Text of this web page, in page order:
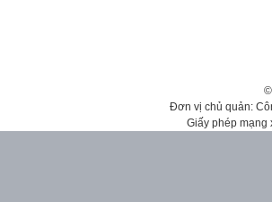
Đơn vị chủ quản:
Giấy phép mạng